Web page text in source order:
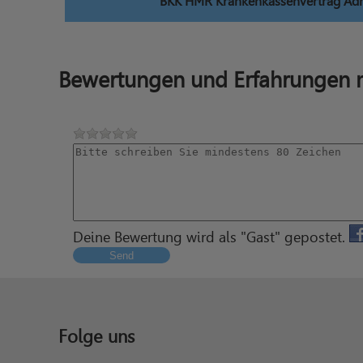
Bewertungen und Erfahrungen
Deine Bewertung wird als "Gast" gepostet.
Send
Folge uns